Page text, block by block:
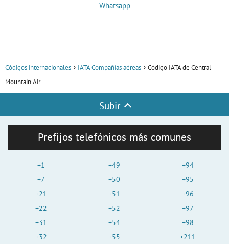
Whatsapp
Códigos internacionales IATA Compañías aéreas
Código IATA de Central
Mountain Air
Subir
Prefijos telefónicos más comunes
+1
+7
+21
+22
+31
+32
+49
+50
+51
+52
+54
+55
+94
+95
+96
+97
+98
+211